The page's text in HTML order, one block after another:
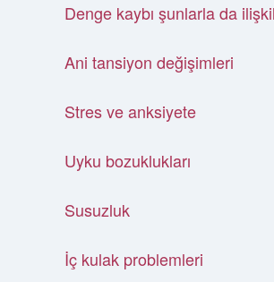
Denge kaybı şunlarla da
Ani tansiyon değişimleri
Stres ve anksiyete
Uyku bozuklukları
Susuzluk
İç kulak problemleri